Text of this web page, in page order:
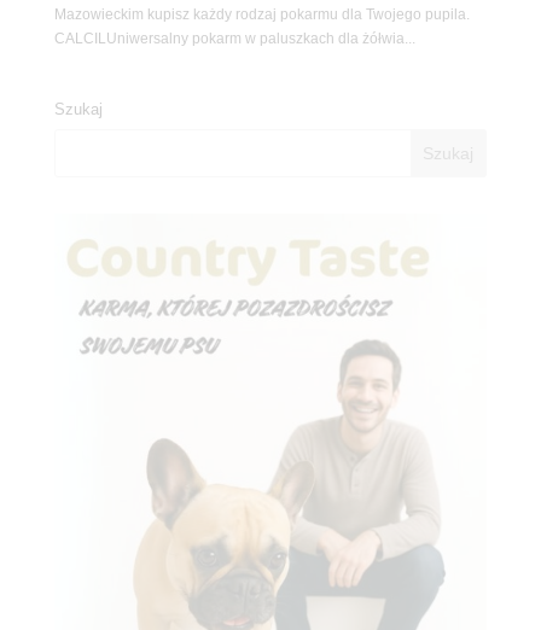
Mazowieckim kupisz każdy rodzaj pokarmu dla Twojego pupila.
CALCILUniwersalny pokarm w paluszkach dla żółwia...
Szukaj